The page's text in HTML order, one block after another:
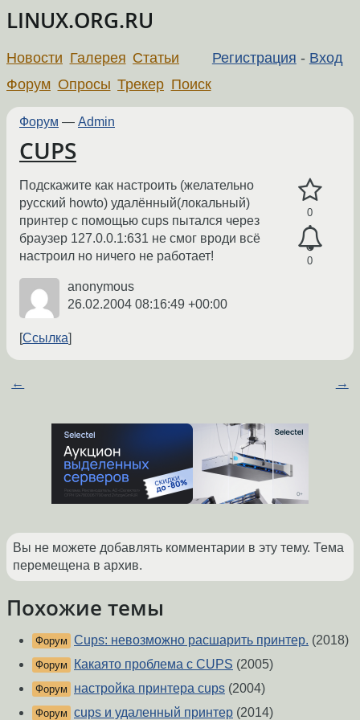
LINUX.ORG.RU
Регистрация - Вход
Новости Галерея Статьи
Форум Опросы Трекер Поиск
Форум — Admin
CUPS
0
0
Подскажите как настроить (желательно
русский howto) удалённый(локальный)
принтер с помощью cups пытался через
браузер 127.0.0.1:631 не смог вроди всё
настроил но ничего не работает!
anonymous
26.02.2004 08:16:49 +00:00
Ссылка
← →
Вы не можете добавлять комментарии в эту тему. Тема
перемещена в архив.
Похожие темы
Форум Cups: невозможно расшарить принтер. (2018)
Форум Какаято проблема с CUPS (2005)
Форум настройка принтера cups (2004)
Форум cups и удаленный принтер (2014)